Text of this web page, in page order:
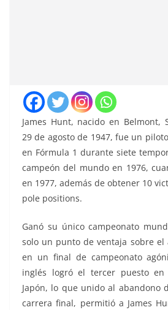
James Hunt, nacido en Belmont,
29 de agosto de 1947, fue un
en Fórmula 1 durante siete
campeón del mundo en 1976,
en 1977, además de obtener 10
pole positions.
Ganó su único campeonato
solo un punto de ventaja sobre el
en un final de campeonato
inglés logró el tercer puesto
Japón, lo que unido al abandono
carrera final, permitió a James